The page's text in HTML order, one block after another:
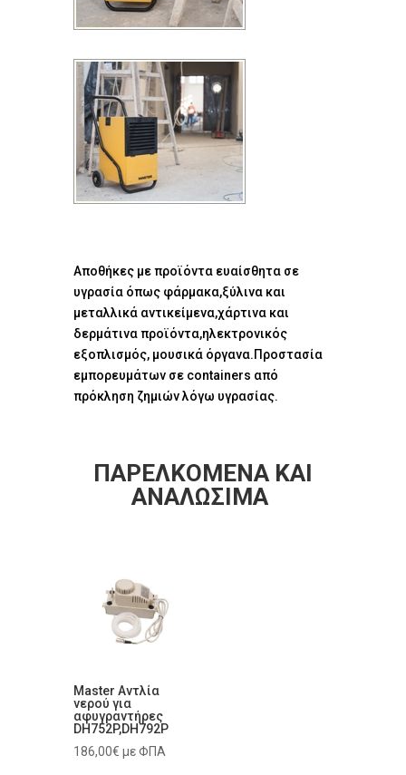
Αποθήκες με προϊόντα ευαίσθητα σε
υγρασία όπως φάρμακα,ξύλινα και
μεταλλικά αντικείμενα,χάρτινα και
δερμάτινα προϊόντα,ηλεκτρονικός
εξοπλισμός, μουσικά όργανα.Προστασία
εμπορευμάτων σε containers από
πρόκληση ζημιών λόγω υγρασίας.
ΠΑΡΕΛΚΟΜΕΝΑ ΚΑΙ
ΑΝΑΛΩΣΙΜΑ
Master Αντλία
νερού για
αφυγραντήρες
DH752P,DH792P
186,00€ με ΦΠΑ